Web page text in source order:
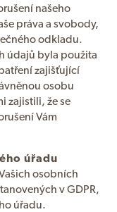
našeho
práva a svobody,
odkladu.
údajů byla použita
zajišťující
osobu
zajistili, že se
Vám
úřadu
osobních
v GDPR,
úřadu.